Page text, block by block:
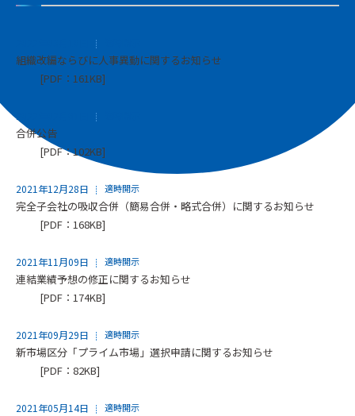
組織改編ならびに人事異動に関するお知らせ
[PDF：161KB]
2022年02月01日
合併公告
[PDF：102KB]
2021年12月28日 適時開示
完全子会社の吸収合併（簡易合併・略式合併）に関するお知らせ
[PDF：168KB]
2021年11月09日 適時開示
連結業績予想の修正に関するお知らせ
[PDF：174KB]
2021年09月29日 適時開示
新市場区分「プライム市場」選択申請に関するお知らせ
[PDF：82KB]
2021年05月14日 適時開示